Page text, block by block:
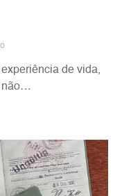
de vida,
não…